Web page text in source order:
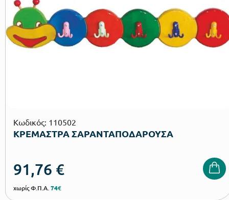
Κωδικός: 110502
ΚΡΕΜΑΣΤΡΑ ΣΑΡΑΝΤΑΠΟΔΑΡΟΥΣΑ
91,76 €
χωρίς Φ.Π.Α.74€